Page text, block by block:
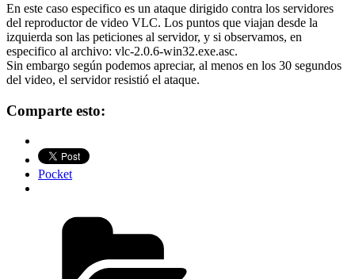
En este caso especifico es un ataque dirigido contra los servidores
del reproductor de video VLC. Los puntos que viajan desde la
izquierda son las peticiones al servidor, y si observamos, en
especifico al archivo: vlc-2.0.6-win32.exe.asc.
Sin embargo según podemos apreciar, al menos en los 30 segundos
del video, el servidor resistió el ataque.
Comparte esto:
Pocket